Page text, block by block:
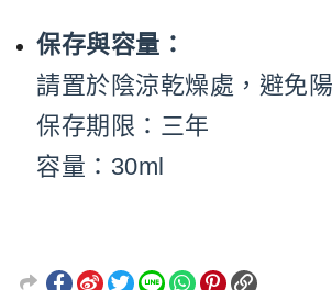
保存與容量：
請置於陰涼乾燥處，避免
保存期限：三年
容量：30ml